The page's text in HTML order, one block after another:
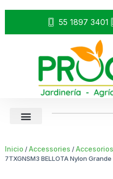
55 1897 3401
Inicio /Accessories /
7TXGNSM3 BELLOTA Nylon Grande